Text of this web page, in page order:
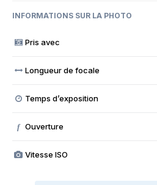
INFORMATIONS SUR LA PHOTO
Pris avec
Longueur de focale
Temps d’exposition
f Ouverture
Vitesse ISO